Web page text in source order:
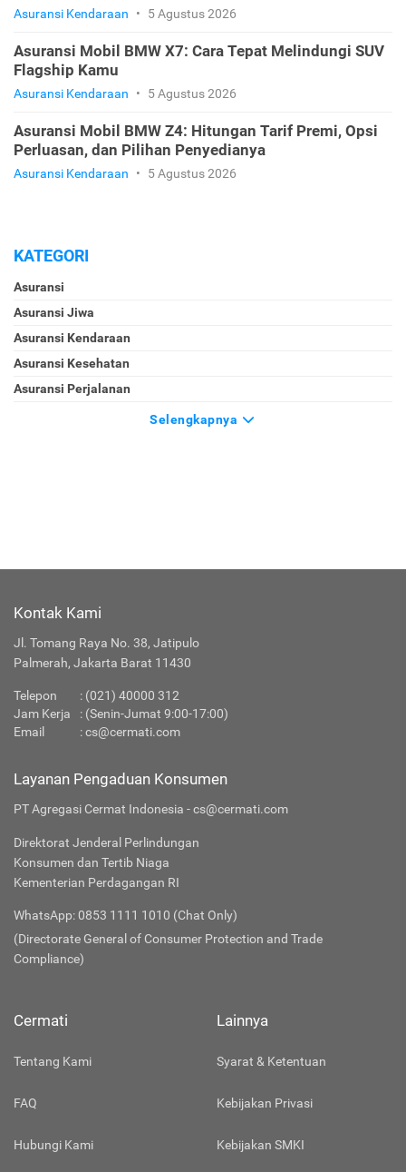
Asuransi Kendaraan • 5 Agustus 2026
Asuransi Mobil BMW X7: Cara Tepat Melindungi SUV
Flagship Kamu
Asuransi Kendaraan • 5 Agustus 2026
Asuransi Mobil BMW Z4: Hitungan Tarif Premi, Opsi
Perluasan, dan Pilihan Penyedianya
Asuransi Kendaraan • 5 Agustus 2026
KATEGORI
Asuransi
Asuransi Jiwa
Asuransi Kendaraan
Asuransi Kesehatan
Asuransi Perjalanan
Selengkapnya
Kontak Kami
Jl. Tomang Raya No. 38, Jatipulo
Palmerah, Jakarta Barat 11430
Telepon : (021) 40000 312
Jam Kerja
: (Senin-Jumat 9:00-17:00)
Email
:cs@cermati.com
Layanan Pengaduan Konsumen
PT Agregasi Cermat Indonesia - cs@cermati.com
Direktorat Jenderal Perlindungan
Konsumen dan Tertib Niaga
Kementerian Perdagangan RI
WhatsApp: 0853 1111 1010 (Chat Only)
(Directorate General of Consumer Protection and Trade
Compliance)
Cermati
Tentang Kami
FAQ
Hubungi Kami
Lainnya
Syarat & Ketentuan
Kebijakan Privasi
Kebijakan SMKI